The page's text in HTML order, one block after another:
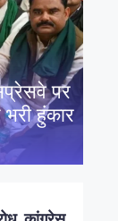
पर
हुंकार
क्षेत्र में